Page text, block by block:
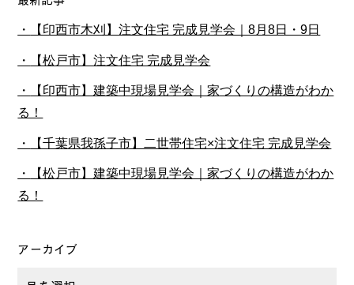
【印西市木刈】注文住宅 完成見学会｜8月8日・9日
【松戸市】注文住宅 完成見学会
【印西市】建築中現場見学会｜家づくりの構造がわか
る！
【千葉県我孫子市】二世帯住宅×注文住宅 完成見学会
【松戸市】建築中現場見学会｜家づくりの構造がわか
る！
アーカイブ